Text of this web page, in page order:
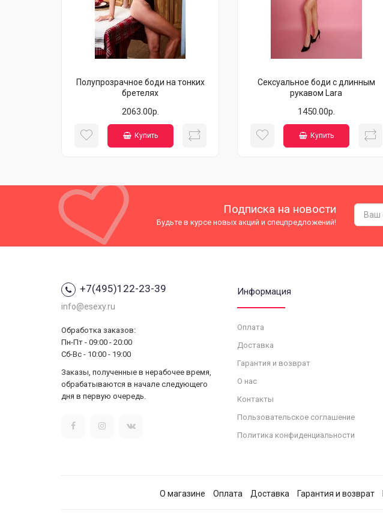
Полупрозрачное боди на тонких
бретелях
2063.00р.
Купить
Сексуальное боди с длинным
рукавом Lara
1450.00р.
Купить
Подписка на новости
Будьте в курсе новых акций и спецпредложений!
+7(495)122-23-39
info@esexy.ru
Обработка заказов:
Пн-Пт - 09:00 - 20:00
Сб-Вс - 10:00 - 19:00
Заказы, полученные в нерабочее время,
обрабатываются в начале следующего
дня в первую очередь.
Информация
Оплата
Доставка
Гарантия и возврат
О нас
Контакты
Пользовательское соглашение
Политика конфиденциальности
О магазине Оплата Доставка Гарантия и возврат